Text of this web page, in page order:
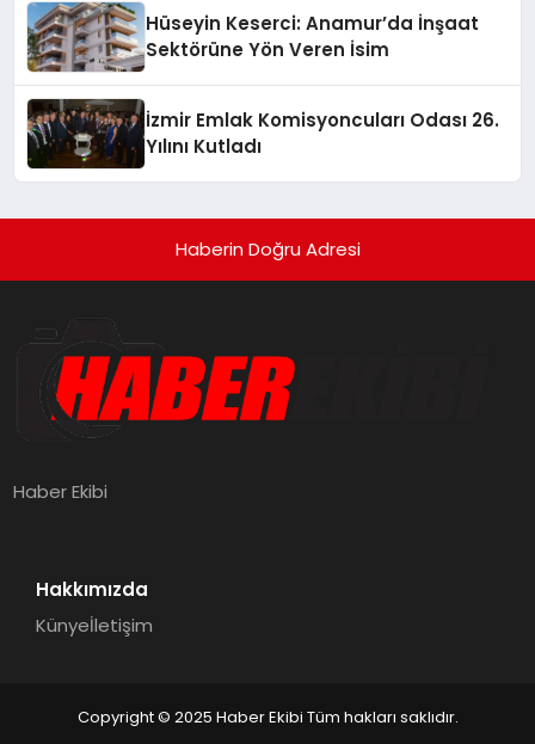
Hüseyin Keserci: Anamur’da İnşaat
Sektörüne Yön Veren İsim
İzmir Emlak Komisyoncuları Odası 26.
Yılını Kutladı
Haberin Doğru Adresi
Haber Ekibi
Hakkımızda
Künyeİletişim
Copyright © 2025 Haber Ekibi Tüm hakları saklıdır.